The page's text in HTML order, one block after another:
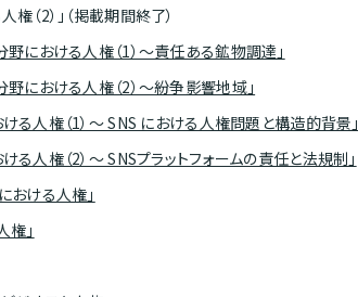
（2）」（掲載期間終了）
野における人権（1）～責任ある鉱物調達」
野における人権（2）～紛争影響地域」
る人権（1）～ SNS における人権問題と構造的背景」
人権（2）～ SNSプラットフォームの責任と法規制」
おける人権」
権」